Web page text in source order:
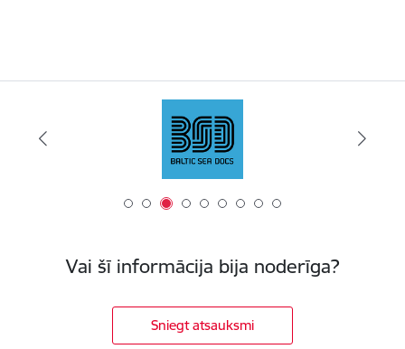
Vai šī informācija bija noderīga?
Sniegt atsauksmi